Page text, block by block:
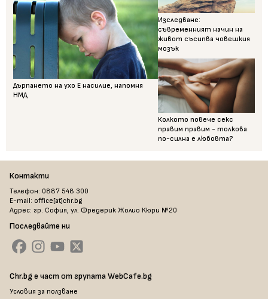
Дърпането на ухо Е насилие, напомня
НМД
Изследване:
съвременният начин на
живот съсипва човешкия
мозък
Колкото повече секс
правим правим - толкова
по-силна е любовта?
Контакти
Телефон: 0887 548 300
E-mail: office[at]chr.bg
Адрес: гр. София, ул. Фредерик Жолио Кюри №20
Последвайте ни
Chr.bg е част от групата WebCafe.bg
Условия за ползване